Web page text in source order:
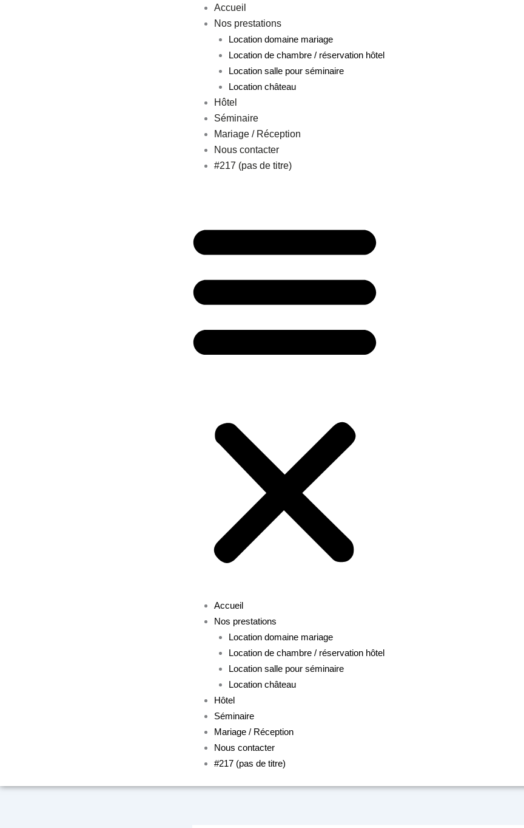
Accueil
Nos prestations
Location domaine mariage
Location de chambre / réservation hôtel
Location salle pour séminaire
Location château
Hôtel
Séminaire
Mariage / Réception
Nous contacter
#217 (pas de titre)
Accueil
Nos prestations
Location domaine mariage
Location de chambre / réservation hôtel
Location salle pour séminaire
Location château
Hôtel
Séminaire
Mariage / Réception
Nous contacter
#217 (pas de titre)